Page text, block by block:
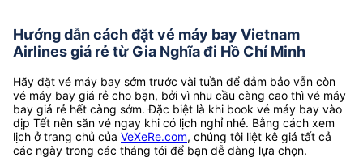
Hướng dẫn cách đặt vé máy bay Vietnam
Airlines giá rẻ từ Gia Nghĩa đi Hồ Chí Minh
Hãy đặt vé máy bay sớm trước vài tuần để đảm bảo vẫn còn
vé máy bay giá rẻ cho bạn, bởi vì nhu cầu càng cao thì vé máy
bay giá rẻ hết càng sớm. Đặc biệt là khi book vé máy bay vào
dịp Tết nên săn vé ngay khi có lịch nghỉ nhé. Bằng cách xem
lịch ở trang chủ của VeXeRe.com, chúng tôi liệt kê giá tất cả
các ngày trong các tháng tới để bạn dễ dàng lựa chọn.